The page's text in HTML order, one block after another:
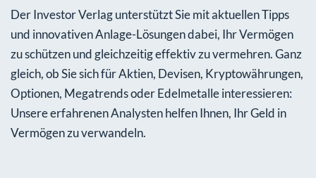
Der Investor Verlag unterstützt Sie mit aktuellen Tipps
und innovativen Anlage-Lösungen dabei, Ihr Vermögen
zu schützen und gleichzeitig effektiv zu vermehren. Ganz
gleich, ob Sie sich für Aktien, Devisen, Kryptowährungen,
Optionen, Megatrends oder Edelmetalle interessieren:
Unsere erfahrenen Analysten helfen Ihnen, Ihr Geld in
Vermögen zu verwandeln.